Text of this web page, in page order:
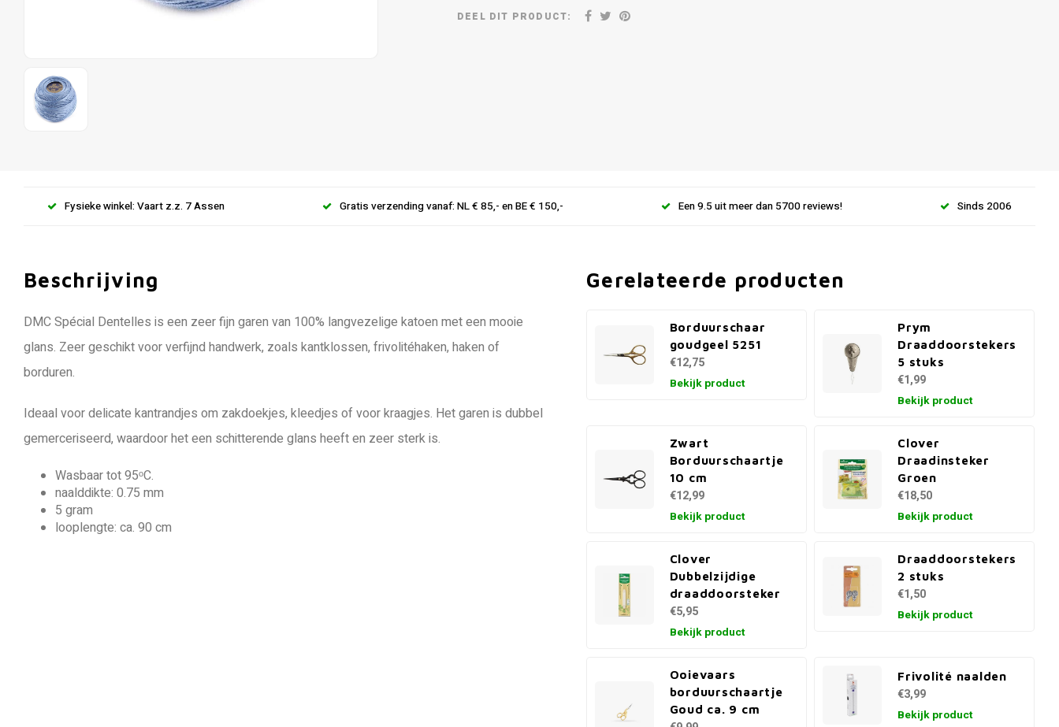
DEEL DIT PRODUCT:
Fysieke winkel: Vaart z.z. 7 Assen Gratis verzending vanaf: NL € 85,- en BE € 150,- Een 9.5 uit meer dan 5700 reviews! Sinds 2006
Beschrijving
DMC Spécial Dentelles is een zeer fijn garen van 100% langvezelige katoen met een mooie
glans. Zeer geschikt voor verfijnd handwerk, zoals kantklossen, frivolitéhaken, haken of
borduren.
Ideaal voor delicate kantrandjes om zakdoekjes, kleedjes of voor kraagjes. Het garen is dubbel
gemerceriseerd, waardoor het een schitterende glans heeft en zeer sterk is.
Wasbaar tot 95ᵒC.
naalddikte: 0.75 mm
5 gram
looplengte: ca. 90 cm
Gerelateerde producten
Borduurschaar
goudgeel 5251
€12,75
Bekijk product
Prym
Draaddoorstekers
5 stuks
€1,99
Bekijk product
Zwart
Borduurschaartje
10 cm
€12,99
Bekijk product
Clover
Draadinsteker
Groen
€18,50
Bekijk product
Clover
Dubbelzijdige
draaddoorsteker
€5,95
Bekijk product
Draaddoorstekers
2 stuks
€1,50
Bekijk product
Ooievaars
borduurschaartje
Goud ca. 9 cm
Frivolité naalden
€3,99
Bekijk product